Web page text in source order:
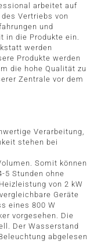
arbeitet auf
Vertriebs von
und
in die Produkte ein.
werden
Produkte werden
die hohe Qualität zu
Zentrale vor dem
Verarbeitung,
stehen bei
Somit können
5 Stunden ohne
von 2 kW
Geräte
eines 800 W
vorgesehen. Die
Der Wasserstand
abgelesen